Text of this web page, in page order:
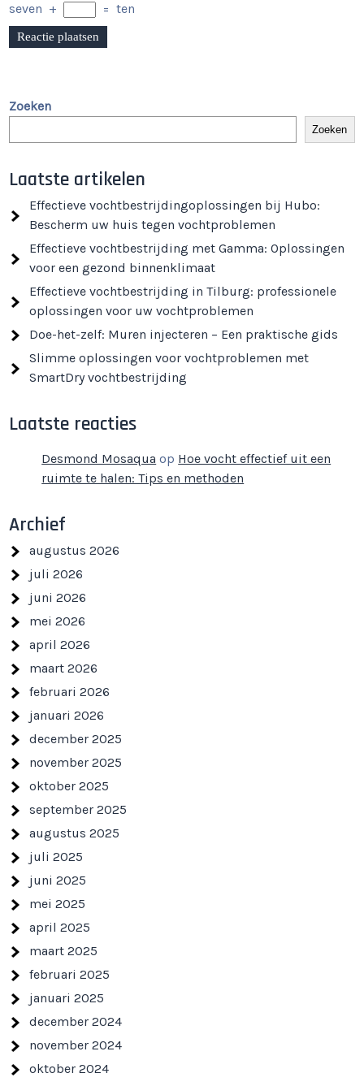
seven + = ten
Zoeken
Zoeken
Laatste artikelen
Effectieve vochtbestrijdingoplossingen bij Hubo:
Bescherm uw huis tegen vochtproblemen
Effectieve vochtbestrijding met Gamma: Oplossingen
voor een gezond binnenklimaat
Effectieve vochtbestrijding in Tilburg: professionele
oplossingen voor uw vochtproblemen
Doe-het-zelf: Muren injecteren – Een praktische gids
Slimme oplossingen voor vochtproblemen met
SmartDry vochtbestrijding
Laatste reacties
Desmond Mosaqua op Hoe vocht effectief uit een
ruimte te halen: Tips en methoden
Archief
augustus 2026
juli 2026
juni 2026
mei 2026
april 2026
maart 2026
februari 2026
januari 2026
december 2025
november 2025
oktober 2025
september 2025
augustus 2025
juli 2025
juni 2025
mei 2025
april 2025
maart 2025
februari 2025
januari 2025
december 2024
november 2024
oktober 2024